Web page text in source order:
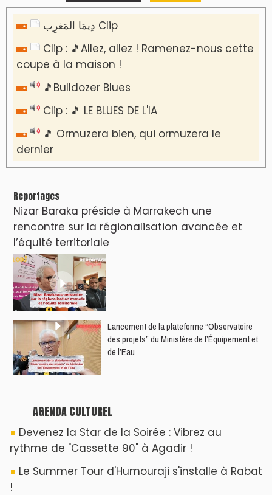
دِيمَا المَغرِب Clip
Clip : 🎵Allez, allez ! Ramenez-nous cette
coupe à la maison !
🎵Bulldozer Blues
Clip : 🎵 LE BLUES DE L'IA
🎵 Ormuzera bien, qui ormuzera le
dernier
Reportages
Nizar Baraka préside à Marrakech une
rencontre sur la régionalisation avancée et
l’équité territoriale
​Lancement de la plateforme “Observatoire
des projets” du Ministère de l’Équipement et
de l’Eau
AGENDA CULTUREL
Devenez la Star de la Soirée : Vibrez au
rythme de "Cassette 90" à Agadir !
Le Summer Tour d'Humouraji s'installe à Rabat
!